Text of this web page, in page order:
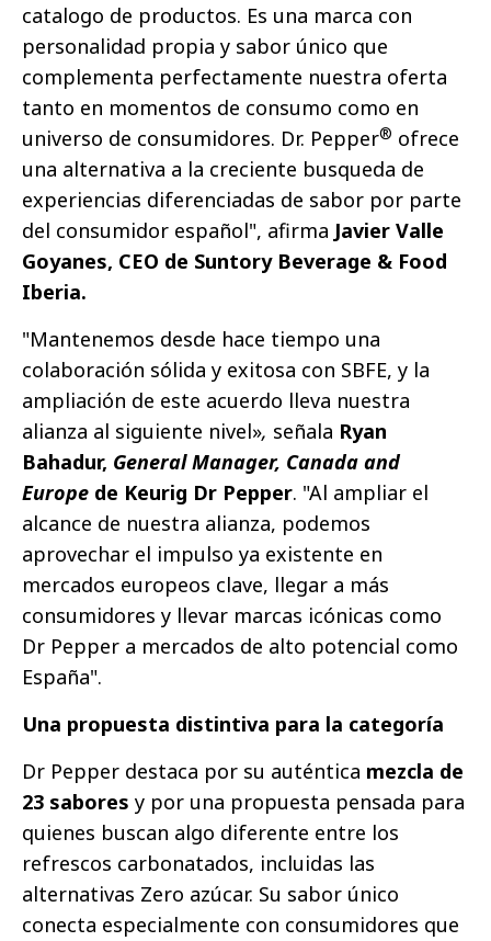
catalogo de productos. Es una marca con
personalidad propia y sabor único que
complementa perfectamente nuestra oferta
tanto en momentos de consumo como en
universo de consumidores. Dr. Pepper® ofrece
una alternativa a la creciente busqueda de
experiencias diferenciadas de sabor por parte
del consumidor español", afirma Javier Valle
Goyanes, CEO de Suntory Beverage & Food
Iberia.
"Mantenemos desde hace tiempo una
colaboración sólida y exitosa con SBFE, y la
ampliación de este acuerdo lleva nuestra
alianza al siguiente nivel», señala Ryan
Bahadur, General Manager, Canada and
Europe de Keurig Dr Pepper. "Al ampliar el
alcance de nuestra alianza, podemos
aprovechar el impulso ya existente en
mercados europeos clave, llegar a más
consumidores y llevar marcas icónicas como
Dr Pepper a mercados de alto potencial como
España".
Una propuesta distintiva para la categoría
Dr Pepper destaca por su auténtica mezcla de
23 sabores y por una propuesta pensada para
quienes buscan algo diferente entre los
refrescos carbonatados, incluidas las
alternativas Zero azúcar. Su sabor único
conecta especialmente con consumidores que